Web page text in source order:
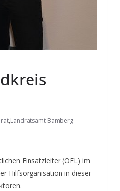
,Landratsamt Bamberg
Einsatzleiter (ÖEL) im
Hilfsorganisation in dieser